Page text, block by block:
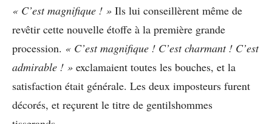
« C’est magnifique ! » Ils lui conseillèrent même de
revêtir cette nouvelle étoffe à la première grande
procession. « C’est magnifique ! C’est charmant ! C’est
admirable ! » exclamaient toutes les bouches, et la
satisfaction était générale. Les deux imposteurs furent
décorés, et reçurent le titre de gentilshommes